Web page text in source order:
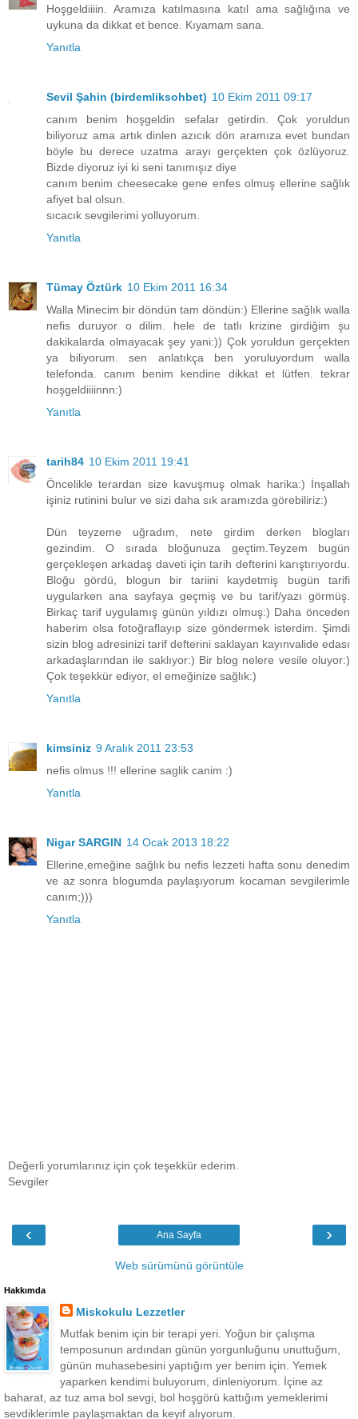
Hoşgeldiiiin. Aramıza katılmasına katıl ama sağlığına ve
uykuna da dikkat et bence. Kıyamam sana.
Yanıtla
Sevil Şahin (birdemliksohbet) 10 Ekim 2011 09:17
canım benim hoşgeldin sefalar getirdin. Çok yoruldun
biliyoruz ama artık dinlen azıcık dön aramıza evet bundan
böyle bu derece uzatma arayı gerçekten çok özlüyoruz.
Bizde diyoruz iyi ki seni tanımışız diye
canım benim cheesecake gene enfes olmuş ellerine sağlık
afiyet bal olsun.
sıcacık sevgilerimi yolluyorum.
Yanıtla
Tümay Öztürk 10 Ekim 2011 16:34
Walla Minecim bir döndün tam döndün:) Ellerine sağlık walla
nefis duruyor o dilim. hele de tatlı krizine girdiğim şu
dakikalarda olmayacak şey yani:)) Çok yoruldun gerçekten
ya biliyorum. sen anlatıkça ben yoruluyordum walla
telefonda. canım benim kendine dikkat et lütfen. tekrar
hoşgeldiiiinnn:)
Yanıtla
tarih84 10 Ekim 2011 19:41
Öncelikle terardan size kavuşmuş olmak harika:) İnşallah
işiniz rutinini bulur ve sizi daha sık aramızda görebiliriz:)
Dün teyzeme uğradım, nete girdim derken blogları
gezindim. O sırada bloğunuza geçtim.Teyzem bugün
gerçekleşen arkadaş daveti için tarih defterini karıştırıyordu.
Bloğu gördü, blogun bir tariini kaydetmiş bugün tarifi
uygularken ana sayfaya geçmiş ve bu tarif/yazı görmüş.
Birkaç tarif uygulamış günün yıldızı olmuş:) Daha önceden
haberim olsa fotoğraflayıp size göndermek isterdim. Şimdi
sizin blog adresinizi tarif defterini saklayan kayınvalide edası
arkadaşlarından ile saklıyor:) Bir blog nelere vesile oluyor:)
Çok teşekkür ediyor, el emeğinize sağlık:)
Yanıtla
kimsiniz 9 Aralık 2011 23:53
nefis olmus !!! ellerine saglik canim :)
Yanıtla
Nigar SARGIN 14 Ocak 2013 18:22
Ellerine,emeğine sağlık bu nefis lezzeti hafta sonu denedim
ve az sonra blogumda paylaşıyorum kocaman sevgilerimle
canım;)))
Yanıtla
Değerli yorumlarınız için çok teşekkür ederim.
Sevgiler
‹ ›
Ana Sayfa
Web sürümünü görüntüle
Hakkımda
Miskokulu Lezzetler
Mutfak benim için bir terapi yeri. Yoğun bir çalışma
temposunun ardından günün yorgunluğunu unuttuğum,
günün muhasebesini yaptığım yer benim için. Yemek
yaparken kendimi buluyorum, dinleniyorum. İçine az
baharat, az tuz ama bol sevgi, bol hoşgörü kattığım yemeklerimi
sevdiklerimle paylaşmaktan da keyif alıyorum.